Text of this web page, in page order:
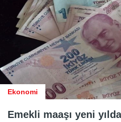
Ekonomi
Emekli maaşı yeni